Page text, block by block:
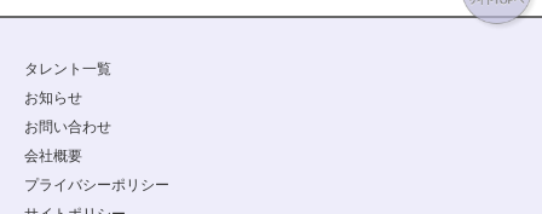
タレント一覧
お知らせ
お問い合わせ
会社概要
プライバシーポリシー